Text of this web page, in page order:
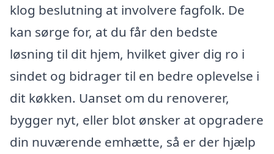
klog beslutning at involvere fagfolk. De
kan sørge for, at du får den bedste
løsning til dit hjem, hvilket giver dig ro i
sindet og bidrager til en bedre oplevelse i
dit køkken. Uanset om du renoverer,
bygger nyt, eller blot ønsker at opgradere
din nuværende emhætte, så er der hjælp